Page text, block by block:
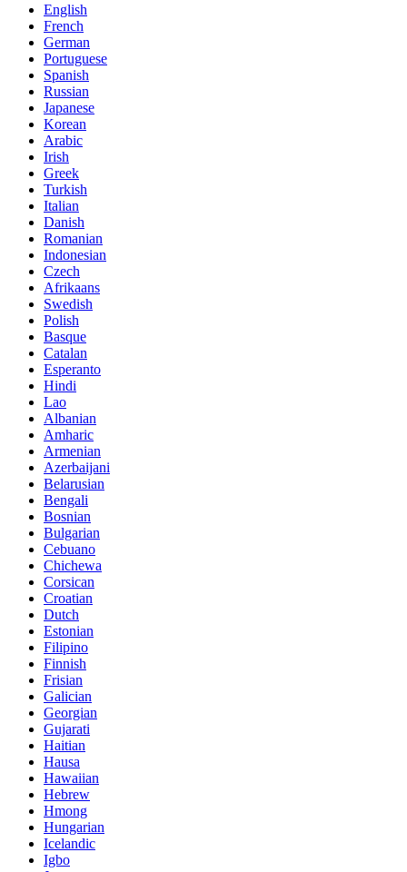
English
French
German
Portuguese
Spanish
Russian
Japanese
Korean
Arabic
Irish
Greek
Turkish
Italian
Danish
Romanian
Indonesian
Czech
Afrikaans
Swedish
Polish
Basque
Catalan
Esperanto
Hindi
Lao
Albanian
Amharic
Armenian
Azerbaijani
Belarusian
Bengali
Bosnian
Bulgarian
Cebuano
Chichewa
Corsican
Croatian
Dutch
Estonian
Filipino
Finnish
Frisian
Galician
Georgian
Gujarati
Haitian
Hausa
Hawaiian
Hebrew
Hmong
Hungarian
Icelandic
Igbo